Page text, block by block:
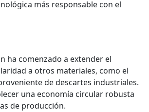
más responsable con el
ha comenzado a extender el
a otros materiales, como el
de descartes industriales.
una economía circular robusta
de producción.